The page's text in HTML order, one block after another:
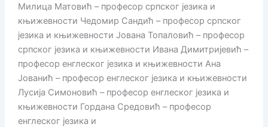
Милица Матовић – професор српског језика и
књижевности Чедомир Сандић – професор српског
језика и књижевности Јована Топаловић – професор
српског језика и књижевности Ивана Димитријевић –
професор енглеског језика и књижевности Ана
Јованић – професор енглеског језика и књижевности
Лусија Симоновић – професор енглеског језика и
књижевности Гордана Средовић – професор
енглеског језика и